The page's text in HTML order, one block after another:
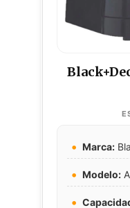
Marca:
Modelo: